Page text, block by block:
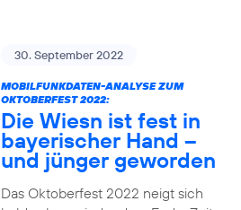
30. September 2022
MOBILFUNKDATEN-ANALYSE ZUM
OKTOBERFEST 2022:
Die Wiesn ist fest in
bayerischer Hand –
und jünger geworden
Das Oktoberfest 2022 neigt sich